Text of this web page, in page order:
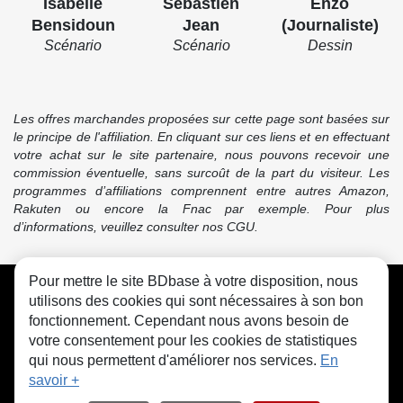
Isabelle
Bensidoun
Scénario
Sébastien
Jean
Scénario
Enzo
(Journaliste)
Dessin
Les offres marchandes proposées sur cette page sont basées sur
le principe de l'affiliation. En cliquant sur ces liens et en effectuant
votre achat sur le site partenaire, nous pouvons recevoir une
commission éventuelle, sans surcoût de la part du visiteur. Les
programmes d’affiliations comprennent entre autres Amazon,
Rakuten ou encore la Fnac par exemple. Pour plus
d’informations, veuillez consulter nos CGU.
CGU FAQ Contact Cookies
Pour mettre le site BDbase à votre disposition, nous
utilisons des cookies qui sont nécessaires à son bon
fonctionnement. Cependant nous avons besoin de
votre consentement pour les cookies de statistiques
qui nous permettent d'améliorer nos services. En
savoir +